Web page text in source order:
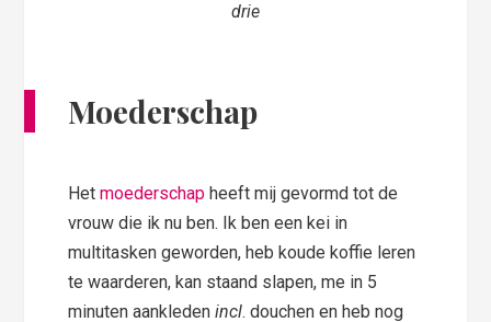
drie
Moederschap
Hetmoederschap heeft mij gevormd tot de
vrouw die ik nu ben. Ik ben een kei in
multitasken geworden, heb koude koffie leren
te waarderen, kan staand slapen, me in 5
minuten aankledenincl. douchen en heb nog